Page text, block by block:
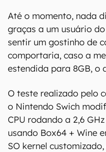
Até o momento, nada
graças a um usuário do
sentir um gostinho de
comportaria, caso a
estendida para 8GB, o
O teste realizado pelo
o Nintendo Swich
CPU rodando a 2,6
usando Box64 + Wine
SO kernel